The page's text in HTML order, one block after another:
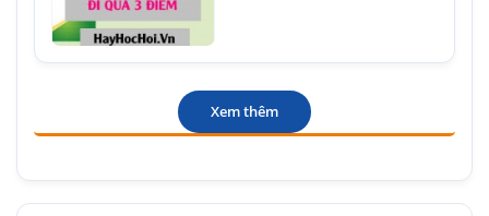
Xem thêm